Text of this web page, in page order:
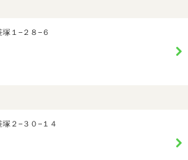
１−２８−６
２−３０−１４